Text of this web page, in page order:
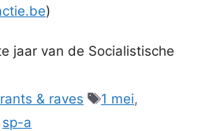
)
jaar van de Socialistische
rants & raves Tags
1 mei,
sp-a